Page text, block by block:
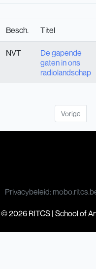
Besch. Titel
NVT
De gapende
gaten in ons
radiolandschap
Vorige
Privacybeleid:
© 2026 RITCS | School of